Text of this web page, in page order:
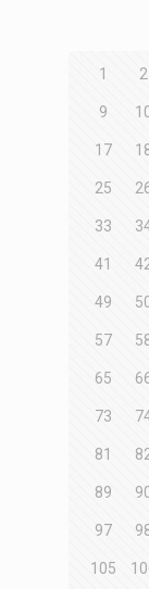
1 2
9
17
25
33
41
49
57
65
73
81
89
97
105